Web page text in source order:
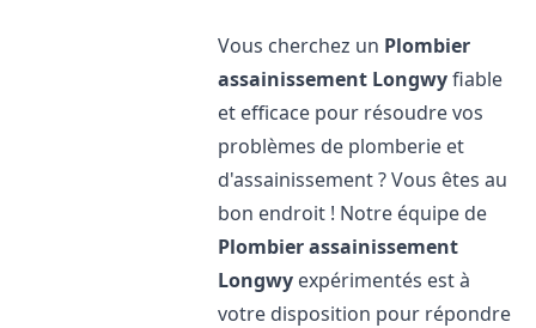
Vous cherchez un Plombier
assainissement Longwyfiable
et efficace pour résoudre vos
problèmes de plomberie et
d'assainissement ? Vous êtes au
bon endroit ! Notre équipe de
Plombier assainissement
Longwy expérimentés est à
votre disposition pour répondre